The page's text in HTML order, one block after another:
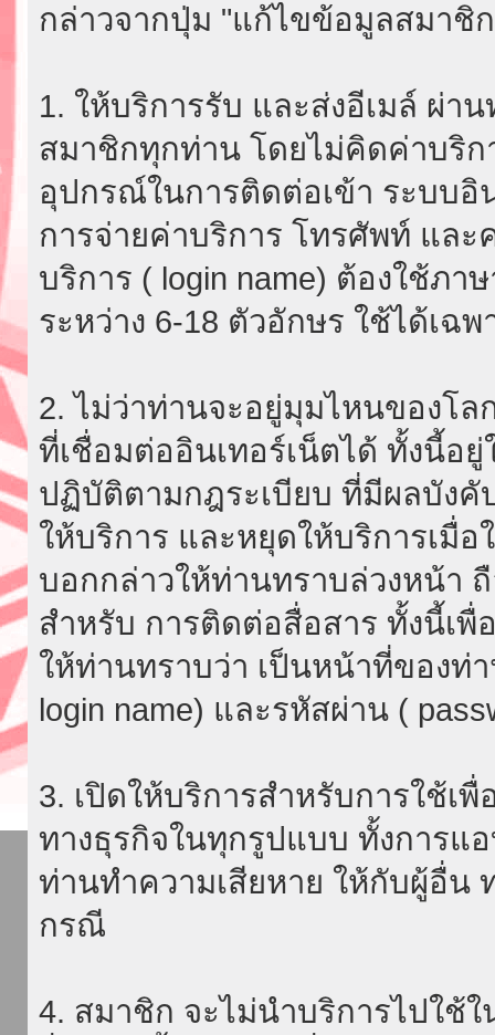
กล่าวจากปุ่ม "แก้ไขข้อมูลสมาชิ
1. ให้บริการรับ และส่งอีเมล์ ผ่า
สมาชิกทุกท่าน โดยไม่คิดค่าบริก
อุปกรณ์ในการติดต่อเข้า ระบบอิ
การจ่ายค่าบริการ โทรศัพท์ และ
บริการ ( login name) ต้องใช้ภ
ระหว่าง 6-18 ตัวอักษร ใช้ได้เฉ
2. ไม่ว่าท่านจะอยู่มุมไหนของโล
ที่เชื่อมต่ออินเทอร์เน็ตได้ ทั้งนี้อ
ปฏิบัติตามกฎระเบียบ ที่มีผลบังคั
ให้บริการ และหยุดให้บริการเมื่
บอกกล่าวให้ท่านทราบล่วงหน้า
สำหรับ การติดต่อสื่อสาร ทั้งนี้เพื่
ให้ท่านทราบว่า เป็นหน้าที่ของท่
login name) และรหัสผ่าน (
3. เปิดให้บริการสำหรับการใช้เ
ทางธุรกิจในทุกรูปแบบ ทั้งการแ
ท่านทำความเสียหาย ให้กับผู้อื่น
กรณี
4. สมาชิก จะไม่นำบริการไปใช้